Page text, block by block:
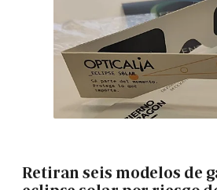
Retiran seis modelos de